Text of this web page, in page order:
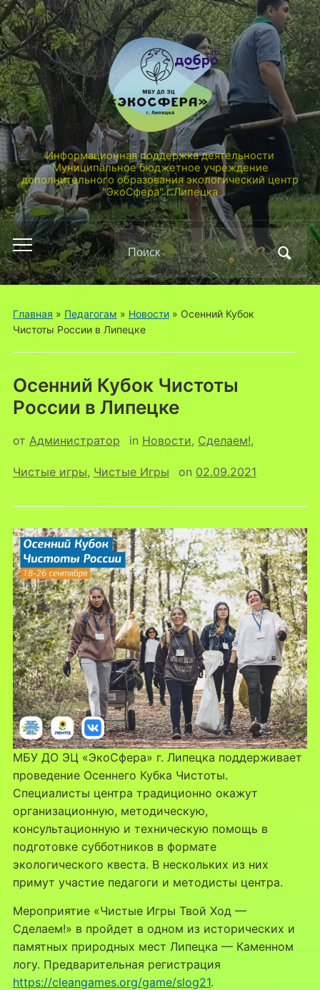
Информационная поддержка деятельности
Муниципальное бюджетное учреждение
дополнительного образования экологический центр
"ЭкоСфера" г.Липецка
Переключить
мобильное
меню
Поиск
по:
Главная » Педагогам » Новости» Осенний Кубок
Чистоты России в Липецке
Осенний Кубок Чистоты
России в Липецке
от Администратор in Новости, Сделаем!,
Чистые игры, Чистые Игры on 02.09.2021
МБУ ДО ЭЦ «ЭкоСфера» г. Липецка поддерживает
проведение Осеннего Кубка Чистоты.
Специалисты центра традиционно окажут
организационную, методическую,
консультационную и техническую помощь в
подготовке субботников в формате
экологического квеста. В нескольких из них
примут участие педагоги и методисты центра.
Мероприятие «Чистые Игры Твой Ход —
Сделаем!» в пройдет в одном из исторических и
памятных природных мест Липецка — Каменном
логу. Предварительная регистрация
https://cleangames.org/game/slog21.